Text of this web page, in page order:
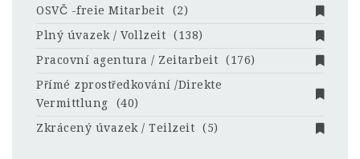
OSVČ -freie Mitarbeit
(2)
Plný úvazek / Vollzeit
(138)
Pracovní agentura / Zeitarbeit
(176)
Přímé zprostředkování /Direkte
Vermittlung
(40)
Zkrácený úvazek / Teilzeit
(5)